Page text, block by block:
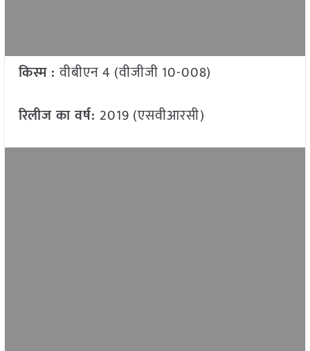
किस्म :वीबीएन 4 (वीजीजी 10-008)
रिलीज का वर्ष: 2019 (एसवीआरसी)